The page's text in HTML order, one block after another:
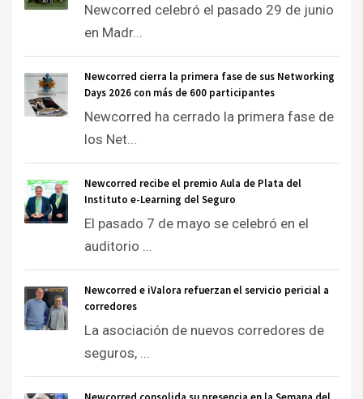
Newcorred celebró el pasado 29 de junio
en Madr...
Newcorred cierra la primera fase de sus Networking
Days 2026 con más de 600 participantes
Newcorred ha cerrado la primera fase de
los Net...
Newcorred recibe el premio Aula de Plata del
Instituto e-Learning del Seguro
El pasado 7 de mayo se celebró en el
auditorio ...
Newcorred e iValora refuerzan el servicio pericial a
corredores
La asociación de nuevos corredores de
seguros, ...